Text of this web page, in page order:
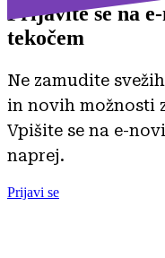
Prijavite se na
tekočem
Ne zamudite
in novih možnosti
Vpišite se na e-
naprej.
Prijavi se